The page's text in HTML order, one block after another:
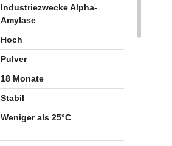
Industriezwecke Alpha-
Amylase
Hoch
Pulver
18 Monate
Stabil
Weniger als 25°C